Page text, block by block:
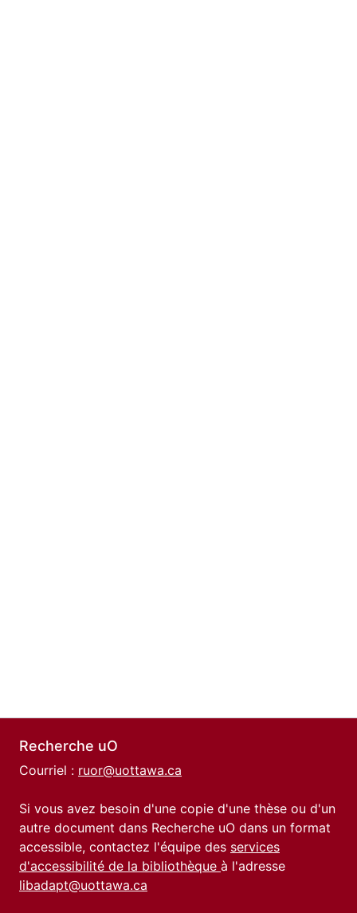
Recherche uO
Courriel : ruor@uottawa.ca
Si vous avez besoin d'une copie d'une thèse ou d'un
autre document dans Recherche uO dans un format
accessible, contactez l'équipe des services
d'accessibilité de la bibliothèque à l'adresse
libadapt@uottawa.ca